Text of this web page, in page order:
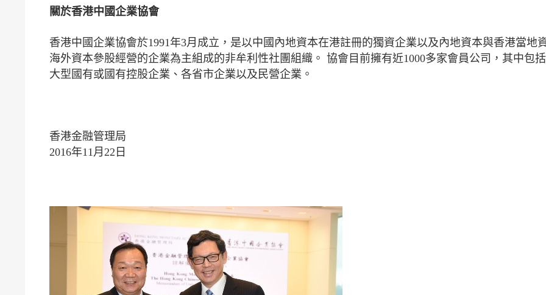
關於香港中國企業協會
香港中國企業協會於1991年3月成立，是以中國內地資本在港註冊的獨資企業以及內地資本與香港當地
海外資本參股經營的企業為主組成的非牟利性社團組織。 協會目前擁有近1000多家會員公司，其中包
大型國有或國有控股企業、各省市企業以及民營企業。
香港金融管理局
2016年11月22日